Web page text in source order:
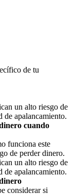
de tu
un alto riesgo de
de apalancamiento.
cuando
funciona este
de perder dinero.
un alto riesgo de
de apalancamiento.
considerar si